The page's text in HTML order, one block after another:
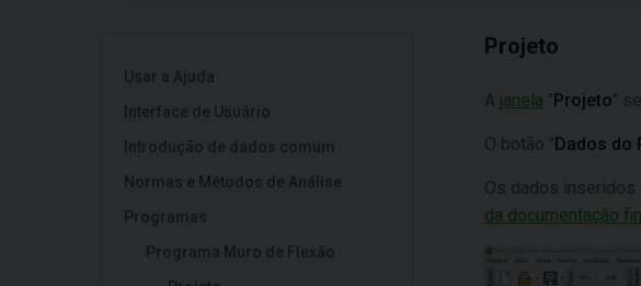
Usar a Ajuda
Interface de Usuário
Introdução de dados comum
Normas e Métodos de Análise
Programas
Programa Muro de Flexão
Projeto
A janela "Projeto"
O botão "Dados do
Os dados inseridos
da documentação